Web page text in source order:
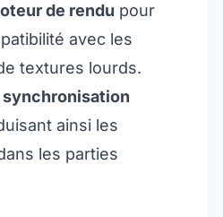
de rendu pour
avec les
textures lourds.
synchronisation
ainsi les
les parties